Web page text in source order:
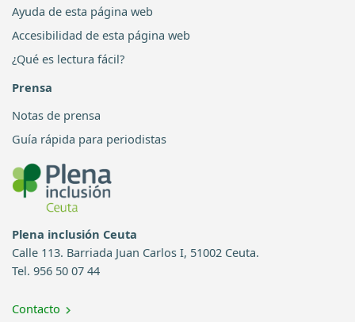
Ayuda de esta página web
Accesibilidad de esta página web
¿Qué es lectura fácil?
Prensa
Notas de prensa
Guía rápida para periodistas
Plena inclusión Ceuta
Calle 113. Barriada Juan Carlos I, 51002 Ceuta.
Tel. 956 50 07 44
Contacto